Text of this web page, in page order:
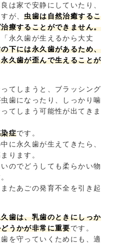
は家で安静にしていたり、
が、虫歯は自然治癒するこ
療することができません。
永久歯が生えるから大丈
下には永久歯があるため、
久歯が歪んで生えることが
てしまうと、ブラッシング
歯になったり、しっかり噛
てしまう可能性が出てきま
症です。
に永久歯が生えてきたら、
ります。
のでどうしても柔らかい物
たあごの発育不全を引き起
歯は、乳歯のときにしっか
うかが非常に重要です。
を守っていくためにも、適